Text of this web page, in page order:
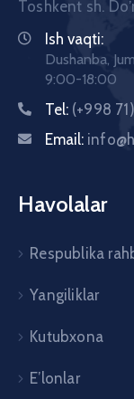
Toshkent sh.
Ish vaqti:
Dushanba,
9:00-18:00
Tel: (+998
Email:
Havolalar
Respublika
Yangiliklar
Kutubxona
E’lonlar